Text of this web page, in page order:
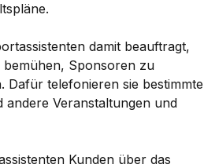
damit beauftragt,
Sponsoren zu
Dafür telefonieren sie bestimmte
Veranstaltungen und
Kunden über das